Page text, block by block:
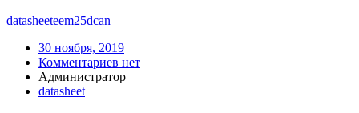
datasheeteem25dcan
30 ноября, 2019
Комментариев нет
Администратор
datasheet